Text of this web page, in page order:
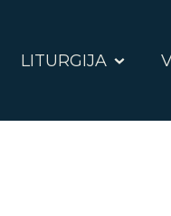
LITURGIJA